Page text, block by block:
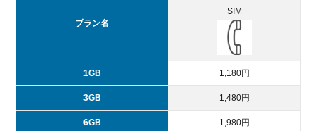
プラン名
SIM
1GB 1,180円
3GB 1,480円
6GB 1,980円